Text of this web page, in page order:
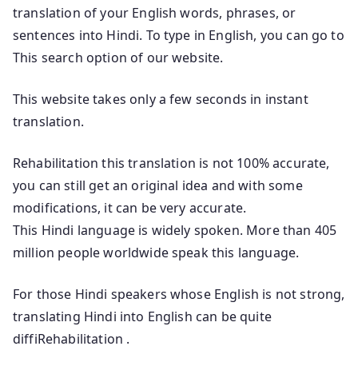
translation of your English words, phrases, or
sentences into Hindi. To type in English, you can go to
This search option of our website.
This website takes only a few seconds in instant
translation.
Rehabilitation this translation is not 100% accurate,
you can still get an original idea and with some
modifications, it can be very accurate.
This Hindi language is widely spoken. More than 405
million people worldwide speak this language.
For those Hindi speakers whose English is not strong,
translating Hindi into English can be quite
diffiRehabilitation .